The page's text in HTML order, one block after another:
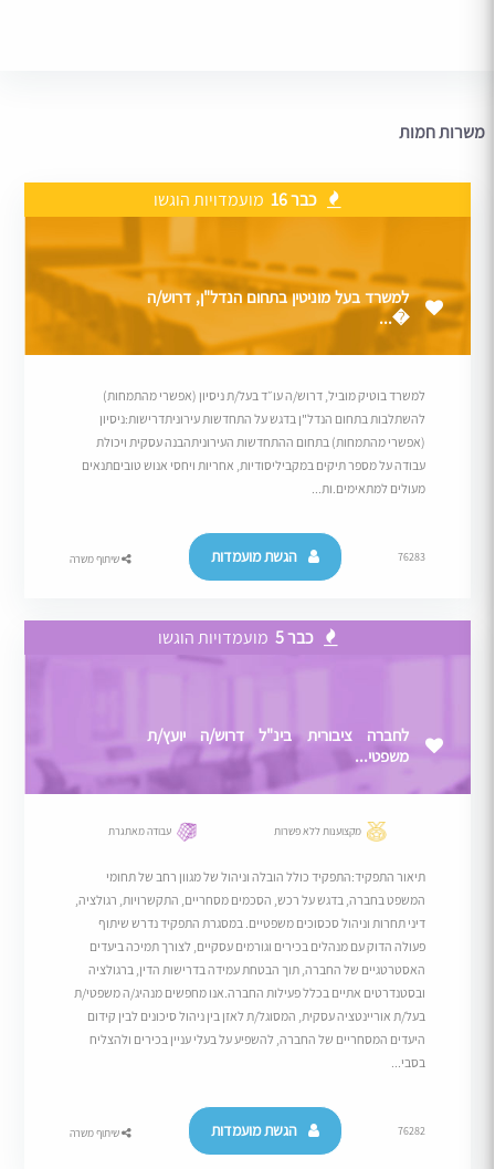
משרות חמות
כבר 16 מועמדויות הוגשו
למשרד בעל מוניטין בתחום הנדל"ן, דרוש/ה
�...
למשרד בוטיק מוביל, דרוש/ה עו״ד בעל/ת ניסיון (אפשרי מהתמחות)
להשתלבות בתחום הנדל"ן בדגש על התחדשות עירוניתדרישות:ניסיון
(אפשרי מהתמחות) בתחום ההתחדשות העירוניתהבנה עסקית ויכולת
עבודה על מספר תיקים במקביליסודיות, אחריות ויחסי אנוש טוביםתנאים
מעולים למתאימים.ות...
76283 הגשת מועמדות שיתוף משרה
כבר 5 מועמדויות הוגשו
לחברה ציבורית בינ"ל דרוש/ה יועץ/ת
משפטי...
מקצוענות ללא פשרות עבודה מאתגרת
תיאור התפקיד:התפקיד כולל הובלה וניהול של מגוון רחב של תחומי
המשפט בחברה, בדגש על רכש, הסכמים מסחריים, התקשרויות, רגולציה,
דיני תחרות וניהול סכסוכים משפטיים. במסגרת התפקיד נדרש שיתוף
פעולה הדוק עם מנהלים בכירים וגורמים עסקיים, לצורך תמיכה ביעדים
האסטרטגיים של החברה, תוך הבטחת עמידה בדרישות הדין, ברגולציה
ובסטנדרטים אתיים בכלל פעילות החברה.אנו מחפשים מנהיג/ה משפטי/ת
בעל/ת אוריינטציה עסקית, המסוגל/ת לאזן בין ניהול סיכונים לבין קידום
היעדים המסחריים של החברה, להשפיע על בעלי עניין בכירים ולהצליח
בסבי...
76282 הגשת מועמדות שיתוף משרה